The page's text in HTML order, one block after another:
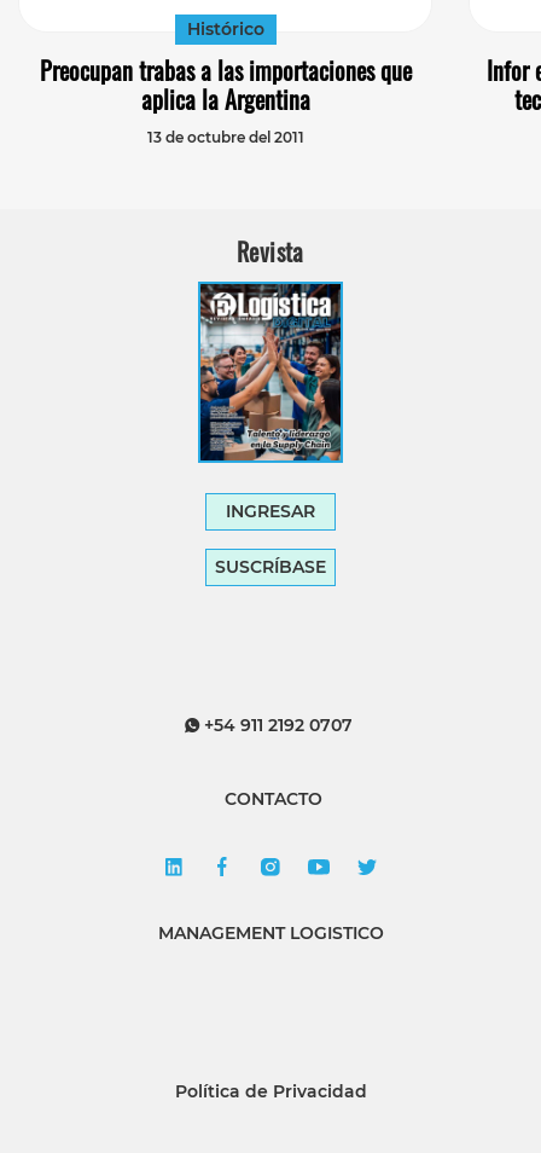
Histórico
Preocupan trabas a las importaciones que
aplica la Argentina
13 de octubre del 2011
Infor
Revista
INGRESAR
SUSCRÍBASE
+54 911 2192 0707
CONTACTO
MANAGEMENT LOGISTICO
Política de Privacidad